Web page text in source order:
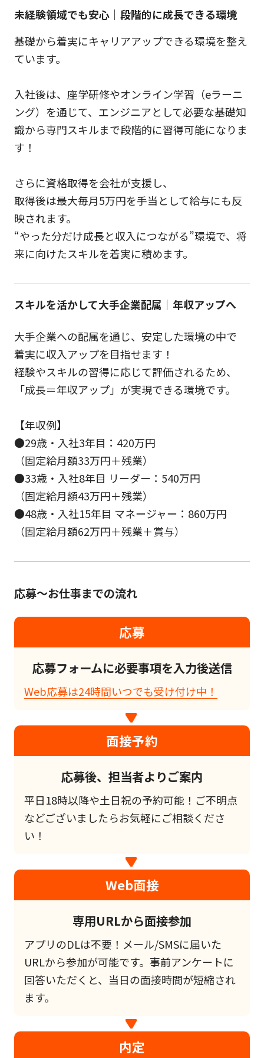
未経験領域でも安心｜段階的に成長できる環境
基礎から着実にキャリアアップできる環境を整え
ています。
入社後は、座学研修やオンライン学習（eラーニ
ング）を通じて、エンジニアとして必要な基礎知
識から専門スキルまで段階的に習得可能になりま
す！
さらに資格取得を会社が支援し、
取得後は最大毎月5万円を手当として給与にも反
映されます。
“やった分だけ成長と収入につながる”環境で、将
来に向けたスキルを着実に積めます。
スキルを活かして大手企業配属｜年収アップへ
大手企業への配属を通じ、安定した環境の中で
着実に収入アップを目指せます！
経験やスキルの習得に応じて評価されるため、
「成長＝年収アップ」が実現できる環境です。
【年収例】
●29歳・入社3年目：420万円
（固定給月額33万円＋残業）
●33歳・入社8年目 リーダー：540万円
（固定給月額43万円＋残業）
●48歳・入社15年目 マネージャー：860万円
（固定給月額62万円＋残業＋賞与）
応募～お仕事までの流れ
応募
応募フォームに必要事項を入力後送信
Web応募は24時間いつでも受け付け中！
面接予約
応募後、担当者よりご案内
平日18時以降や土日祝の予約可能！ご不明点
などございましたらお気軽にご相談くださ
い！
Web面接
専用URLから面接参加
アプリのDLは不要！メール/SMSに届いた
URLから参加が可能です。事前アンケートに
回答いただくと、当日の面接時間が短縮され
ます。
内定